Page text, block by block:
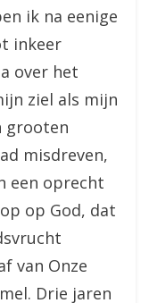
ik na eenige
inkeer
over het
ziel als mijn
grooten
misdreven,
een oprecht
op God, dat
van Onze
Drie jaren